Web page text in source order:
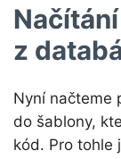
z
Nyní načteme
do šablony,
kód. Pro tohle